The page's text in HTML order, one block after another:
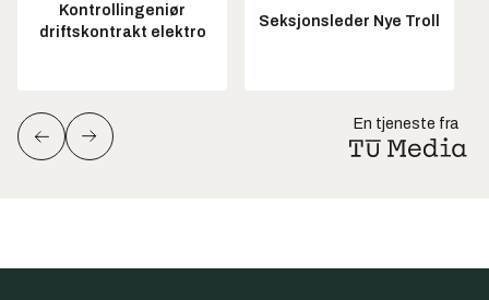
Kontrollingeniør
driftskontrakt elektro
Seksjonsleder Nye Troll
En tjeneste fra